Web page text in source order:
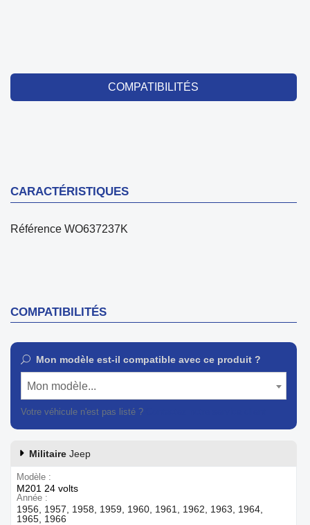
COMPATIBILITÉS
CARACTÉRISTIQUES
Référence WO637237K
COMPATIBILITÉS
Mon modèle est-il compatible avec ce produit ?
Mon modèle...
Votre véhicule n'est pas listé ?
Militaire Jeep
Modèle
M201 24 volts
Année
1956, 1957, 1958, 1959, 1960, 1961, 1962, 1963, 1964,
1965, 1966